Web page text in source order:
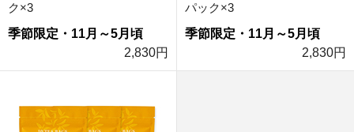
ク×3
季節限定・11月～5月頃
2,830円
パック×3
季節限定・11月～5月頃
2,830円